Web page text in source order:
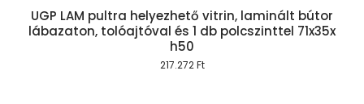
UGP LAM pultra helyezhető vitrin, laminált bútor
lábazaton, tolóajtóval és 1 db polcszinttel 71x35x
h50
217.272Ft